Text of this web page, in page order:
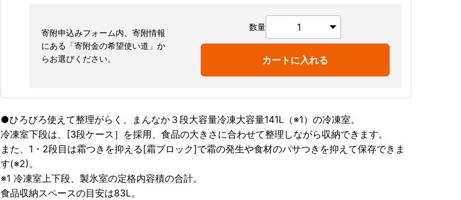
寄附申込みフォーム内、寄附情報
にある「寄附金の希望使い道」か
らお選びください。
数量
カートに入れる
●ひろびろ使えて整理がらく、まんなか３段大容量冷凍大容量141L（※1）の冷凍室。
冷凍室下段は、[3段ケース］を採用、食品の大きさに合わせて整理しながら収納できます。
また、1・2段目は霜つきを抑える[霜ブロック]で霜の発生や食材のパサつきを抑えて保存できま
す(※2)。
※1 冷凍室上下段、製氷室の定格内容積の合計。
食品収納スペースの目安は83L。